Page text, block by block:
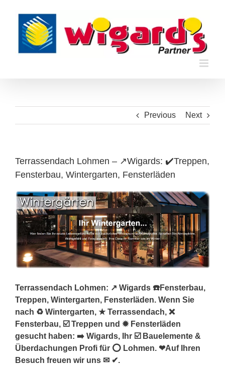
content
Previous Next
Terrassendach Lohmen – ↗️Wigards: ✔️Treppen,
Fensterbau, Wintergarten, Fensterläden
Terrassendach Lohmen: ↗️ Wigards ☎️Fensterbau,
Treppen, Wintergarten, Fensterläden. Wenn Sie
nach ♻ Wintergarten, ★ Terrassendach, ❌
Fensterbau, ☑️ Treppen und ✹ Fensterläden
gesucht haben: ➡️ Wigards, Ihr ☑️ Bauelemente &
Überdachungen Profi für ⭕ Lohmen. ❤Auf Ihren
Besuch freuen wir uns ✉ ✔.